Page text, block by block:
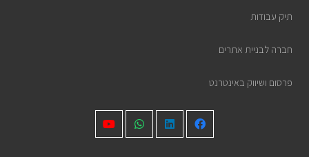
תיק עבודות
חברה לבניית אתרים
פרסום ושיווק באינטרנט